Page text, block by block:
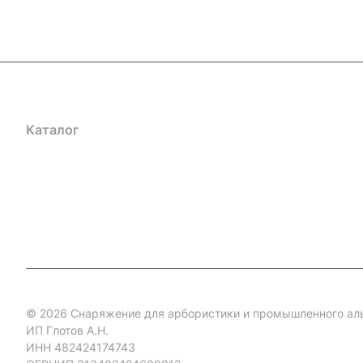
Каталог
© 2026 Снаряжение для арбористики и промышленного
ИП Глотов А.Н.
ИНН 482424174743